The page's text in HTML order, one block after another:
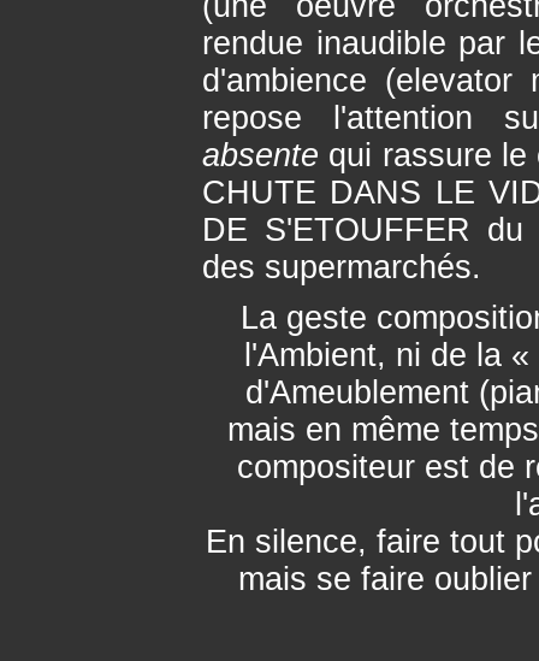
rendue inaudible par
d'ambience (elevator
repose l'attention
absente qui rassure le
CHUTE DANS LE
DE S'ETOUFFER du
des supermarchés.
La geste
l'Ambient, ni de la
d'Ameublement
mais en même
compositeur est de
En silence, faire tout
mais se faire